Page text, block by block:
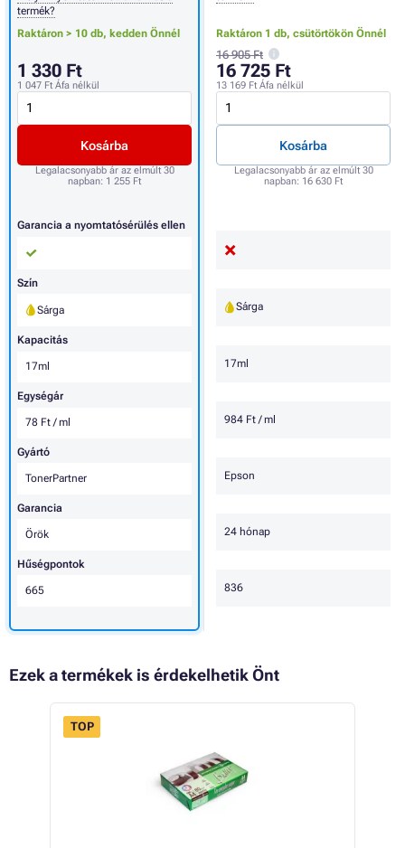
Raktáron 1 db, csütörtökön Önnél
16 905 Ft
16 725 Ft
13 169 Ft Áfa nélkül
Kosárba
Legalacsonyabb ár az elmúlt 30
napban: 16 630 Ft
Sárga
17ml
984 Ft / ml
Epson
24 hónap
836
termék?
Raktáron > 10 db, kedden Önnél
1 330 Ft
1 047 Ft Áfa nélkül
Kosárba
Legalacsonyabb ár az elmúlt 30
napban: 1 255 Ft
Garancia a nyomtatósérülés ellen
Szín
Sárga
Kapacitás
17ml
Egységár
78 Ft / ml
Gyártó
TonerPartner
Garancia
Örök
Hűségpontok
665
Ezek a termékek is érdekelhetik Önt
TOP